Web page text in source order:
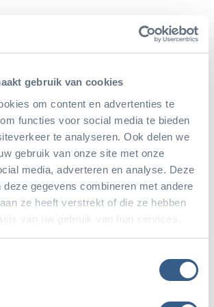
gebruik van cookies
om content en advertenties te
functies voor social media te bieden
te analyseren. Ook delen we
gebruik van onze site met onze
media, adverteren en analyse. Deze
deze gegevens combineren met andere
ze heeft verstrekt of die ze hebben
van uw gebruik van hun services.